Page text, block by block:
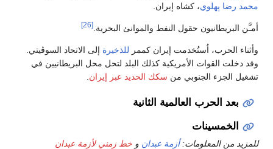
محمد رضا پهلوي، كشاه إيران.
أمـَّن البريطانيون حقول النفط والموانئ البحرية. [26]
وأثناء الحرب، اُستُخدمت إيران كممر للذخيرة إلى الاتحاد السوڤيتي.
وقد دخلت القوات الأمريكية كذلك البلد لتحل محل البريطانيين في
تشغيل الجزء الجنوبي من سكك الحديد عبر إيران
بعد الحرب العالمية الثانية
الخمسينات
للمزيد من المعلومات:أزمة عبدان و خط زمني لأزمة عبدان